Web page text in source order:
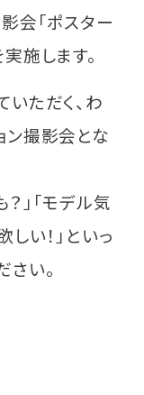
会「ポスター
施します。
ただく、わ
ン撮影会とな
」「モデル気
い！」といっ
い。